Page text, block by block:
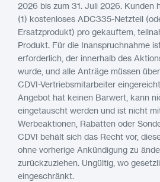
2026 bis zum 31. Juli 2026. Kunden
(1) kostenloses ADC335-Netzteil
Ersatzprodukt) pro gekauftem,
Produkt. Für die Inanspruchnahme
erforderlich, der innerhalb des
wurde, und alle Anträge müssen
CDVI-Vertriebsmitarbeiter
Angebot hat keinen Barwert, kann
eingetauscht werden und ist nicht
Werbeaktionen, Rabatten oder
CDVI behält sich das Recht vor,
ohne vorherige Ankündigung zu
zurückzuziehen. Ungültig, wo
eingeschränkt.